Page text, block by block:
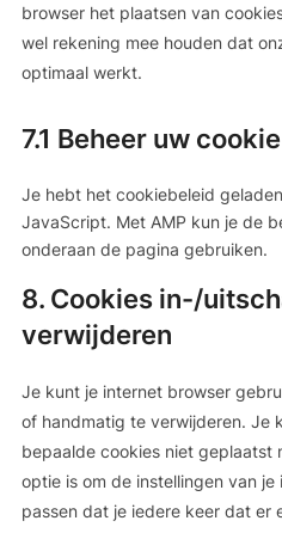
browser het plaatsen van
wel rekening mee houden dat
optimaal werkt.
7.1 Beheer uw
Je hebt het cookiebeleid
JavaScript. Met AMP kun je de
onderaan de pagina gebruiken.
8. Cookies in-/
verwijderen
Je kunt je internet browser
of handmatig te verwijderen. Je
bepaalde cookies niet geplaatst
optie is om de instellingen van
passen dat je iedere keer dat er